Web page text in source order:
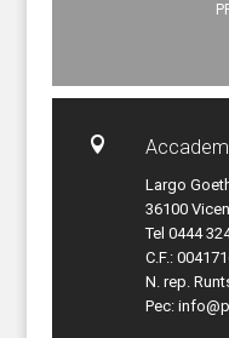

Largo
36100
Tel 0444
C.F.:
N. rep.
Pec: